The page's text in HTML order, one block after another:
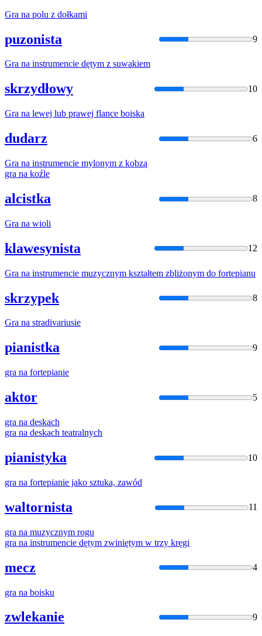
Gra na polu z dołkami
puzonista 9
Gra na instrumencie dętym z suwakiem
skrzydłowy 10
Gra na lewej lub prawej flance boiska
dudarz 6
Gra na instrumencie mylonym z kobzą
gra na koźle
alcistka 8
Gra na wioli
klawesynista 12
Gra na instrumencie muzycznym kształtem zbliżonym do fortepianu
skrzypek 8
Gra na stradivariusie
pianistka 9
gra na fortepianie
aktor 5
gra na deskach
gra na deskach teatralnych
pianistyka 10
gra na fortepianie jako sztuka, zawód
waltornista 11
gra na muzycznym rogu
gra na instrumencie dętym zwiniętym w trzy kręgi
mecz 4
gra na boisku
zwlekanie 9